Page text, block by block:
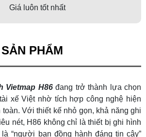
Giá luôn tốt nhất
PHẨM
Vietmap H86 đang trở thành lựa chọn
xế Việt nhờ tích hợp công nghệ hiện
Với thiết kế nhỏ gọn, khả năng ghi
nét, H86 không chỉ là thiết bị ghi hình
“người bạn đồng hành đáng tin cậy”